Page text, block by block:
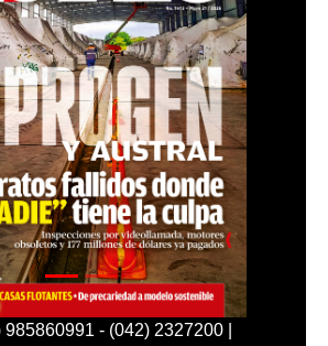
- (042) 2327200 |